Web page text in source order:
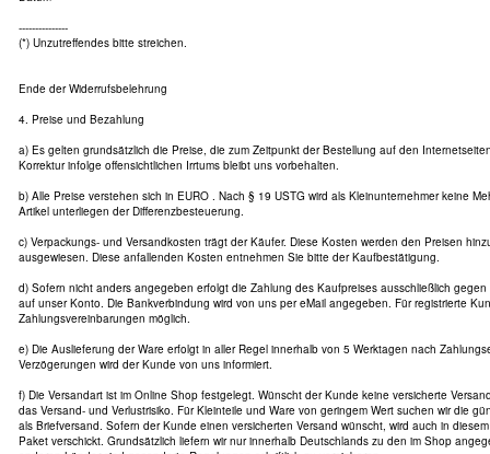
---------------
(*) Unzutreffendes bitte streichen.
Ende der Widerrufsbelehrung
4. Preise und Bezahlung
a) Es gelten grundsätzlich die Preise, die zum Zeitpunkt der Bestellung auf den
Korrektur infolge offensichtlichen Irrtums bleibt uns vorbehalten.
b) Alle Preise verstehen sich in EURO . Nach § 19 USTG wird als Kleinunternehmer keine
Artikel unterliegen der Differenzbesteuerung.
c) Verpackungs- und Versandkosten trägt der Käufer. Diese Kosten werden den Preisen
ausgewiesen. Diese anfallenden Kosten entnehmen Sie bitte der Kaufbestätigung.
d) Sofern nicht anders angegeben erfolgt die Zahlung des Kaufpreises ausschließlich gegen
auf unser Konto. Die Bankverbindung wird von uns per eMail angegeben. Für registrierte
Zahlungsvereinbarungen möglich.
e) Die Auslieferung der Ware erfolgt in aller Regel innerhalb von 5 Werktagen nach
Verzögerungen wird der Kunde von uns informiert.
f) Die Versandart ist im Online Shop festgelegt. Wünscht der Kunde keine versicherte
das Versand- und Verlustrisiko. Für Kleinteile und Ware von geringem Wert suchen wir die
als Briefversand. Sofern der Kunde einen versicherten Versand wünscht, wird auch in
Paket verschickt. Grundsätzlich liefern wir nur innerhalb Deutschlands zu den im Shop